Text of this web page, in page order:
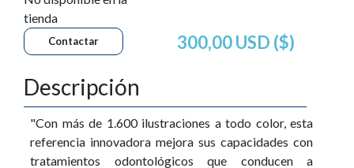
tienda
Contactar 300,00 USD ($)
Descripción
"Con más de 1.600 ilustraciones a todo color, esta
referencia innovadora mejora sus capacidades con
tratamientos odontológicos que conducen a